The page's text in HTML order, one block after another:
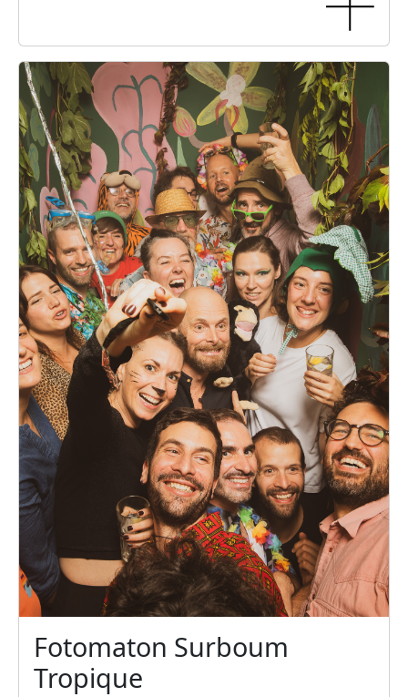
Fotomaton Surboum
Tropique